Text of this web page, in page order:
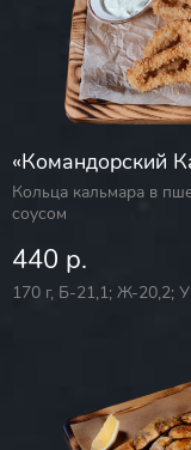
«Командорский
Кольца кальмара в
соусом
440 р.
170 г, Б-21,1; Ж-20,2;